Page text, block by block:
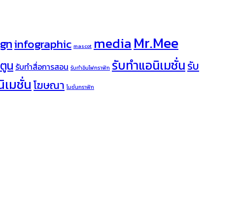
infographic mascot mediaMr.Mee
น รับทำสื่อการสอน รับทำอินโฟกราฟิก รับทำแอนิเมชั่นรับ
เมชั่นโฆษณา โมชั่นกราฟิก